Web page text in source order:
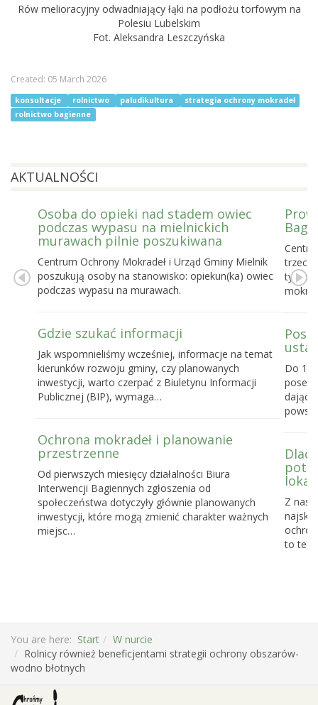
Rów melioracyjny odwadniający łąki na podłożu torfowym na
Polesiu Lubelskim
Fot. Aleksandra Leszczyńska
Created: 05 March 2026
konsultacje rolnictwo paludikultura
strategia ochrony mokradeł
rolnictwo bagienne
AKTUALNOŚCI
Osoba do opieki nad stadem owiec
podczas wypasu na mielnickich
murawach pilnie poszukiwana
Centrum Ochrony Mokradeł i Urząd Gminy Mielnik
poszukują osoby na stanowisko: opiekun(ka) owiec
podczas wypasu na murawach.
Gdzie szukać informacji
Jak wspomnieliśmy wcześniej, informacje na temat
kierunków rozwoju gminy, czy planowanych
inwestycji, warto czerpać z Biuletynu Informacji
Publicznej (BIP), wymaga…
Ochrona mokradeł i planowanie
przestrzenne
Od pierwszych miesięcy działalności Biura
Interwencji Bagiennych zgłoszenia od
społeczeństwa dotyczyły głównie planowanych
inwestycji, które mogą zmienić charakter ważnych
miejsc…
Do 16
Z
to te,
You are here: Start
W nurcie
Rolnicy również beneficjentami strategii ochrony obszarów-
wodno błotnych